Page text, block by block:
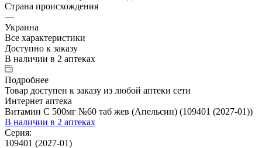
Страна происхождения
—
Украина
Все характеристики
Доступно к заказу
В наличии в 2 аптеках
Подробнее
Товар доступен к заказу из любой аптеки сети
Интернет аптека
Витамин С 500мг №60 таб жев (Апельсин) (109401 (2027-01))
В наличии в 2 аптеках
Серия:
109401 (2027-01)